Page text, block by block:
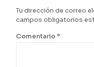
Tu dirección de correo
campos obligatorios
Comentario*